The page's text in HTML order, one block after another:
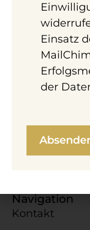
Navigation
Kontakt
Einsatz
der